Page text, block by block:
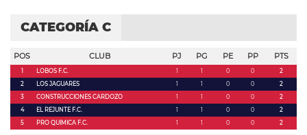
CATEGORÍA C
POS CLUB PJ PG PE PP PTS
1 LOBOS F.C. 1 1 0 0
2
2
LOS JAGUARES 1 1 0 0
2
3
CONSTRUCCIONES CARDOZO 1 1 0 0
2
4
EL REJUNTE F.C. 1 1 0 0
2
5
PRO QUIMICA F.C. 1 1 0 0 2